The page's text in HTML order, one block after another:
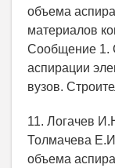
объема
материалов
Сообщение 1.
аспирации
вузов.
11. Логачев
Толмачева
объема